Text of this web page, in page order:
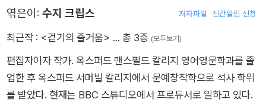
버지니아 울프 등과 함께 블룸즈버리 그룹의 일원으로 활약하며
다. 1927년 대표작 『인도로 가는 길』을 발표하여 역시 커다란 성
공을 거두었지만 이 작품을 마지막으로 포스터는 소설가로서보
다는 지식인으로 더 많은 활동을 하게 되었다. 1971년에 출간된
『모리스』는 1914년에 완성되었으나 작가 사후에 출간된 작품이
신경 쇠약을 앓았고, 1904년 아버지마저 사망하자 재발하여 자
살을 기도했다. 이후 화가인 언니 버네사와 함께 블룸즈버리로 이
교류하기 시작했다. 울프가 주축이 되어 활동한 이 모임은 훗날
<블룸즈버리 그룹>으로 알려진다. 1912년 그룹의 일원이던 레
너드 울프와 결혼했으며, 남편과 함께 호가스 출판사를 차려 T.
엮은이: 수지 크립스 저자파일 신간알림 신청
최근작 : <걷기의 즐거움> … 총 3종 (모두보기)
편집자이자 작가. 옥스퍼드 맨스필드 칼리지 영어영문학과를 졸
업한 후 옥스퍼드 서머빌 칼리지에서 문예창작학으로 석사 학위
를 받았다. 현재는 BBC 스튜디오에서 프로듀서로 일하고 있다.